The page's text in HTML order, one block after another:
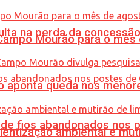
na perda da
fios abandonados nos
Mourão para o
aponta queda nos
ambiental e